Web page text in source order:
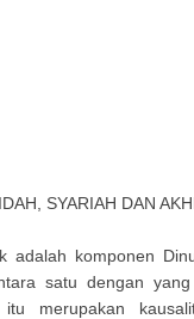
SYARIAH DAN
adalah komponen
satu dengan
itu merupakan